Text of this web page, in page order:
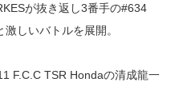
が抜き返し3番手の#634
しいバトルを展開。
F.C.C TSR Hondaの清成龍一